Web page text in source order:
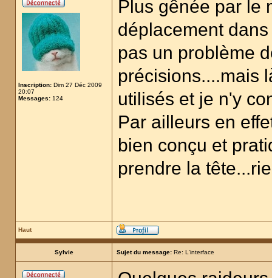
Inscription: Dim 27 Déc 2009
20:07
Messages: 124
Plus gênée par le
déplacement
pas un problème
précisions....mais
utilisés et je n'y
Par ailleurs en
bien conçu et
prendre la
Haut
Sylvie Sujet du message: Re: L'interface